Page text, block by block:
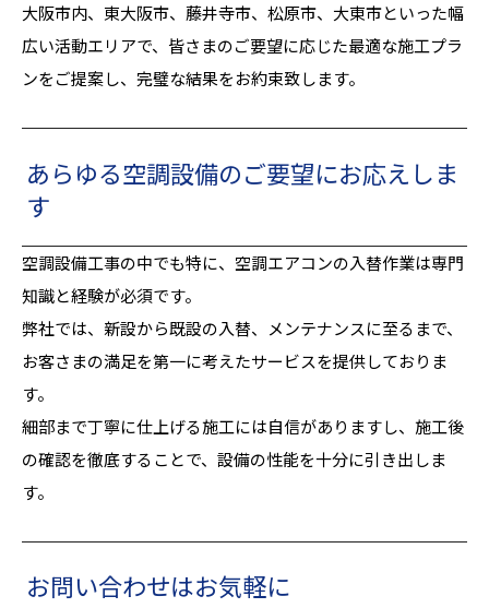
大阪市内、東大阪市、藤井寺市、松原市、大東市といった幅
広い活動エリアで、皆さまのご要望に応じた最適な施工プラ
ンをご提案し、完璧な結果をお約束致します。
あらゆる空調設備のご要望にお応えしま
す
空調設備工事の中でも特に、空調エアコンの入替作業は専門
知識と経験が必須です。
弊社では、新設から既設の入替、メンテナンスに至るまで、
お客さまの満足を第一に考えたサービスを提供しておりま
す。
細部まで丁寧に仕上げる施工には自信がありますし、施工後
の確認を徹底することで、設備の性能を十分に引き出しま
す。
お問い合わせはお気軽に